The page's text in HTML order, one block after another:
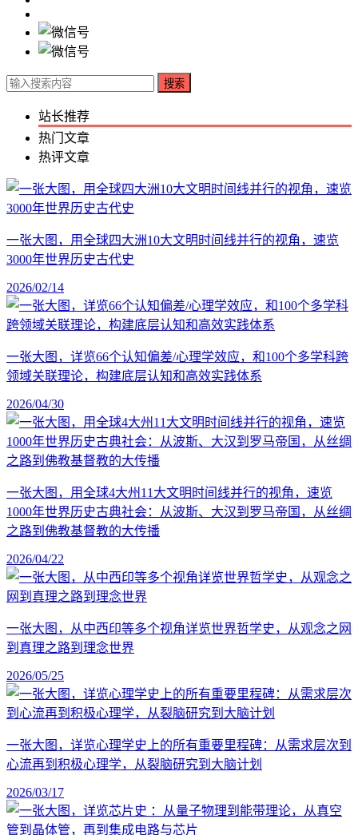
搜索
站长推荐
热门文章
热评文章
一张大图，用全球四大洲10大文明时间线并行的视角，速览
3000年世界历史古代史
2026/02/14
一张大图，详览66个认知偏差/心理学效应，和100个多学科跨
领域关联理论，构建底层认知和高效实践体系
2026/04/30
一张大图，用全球4大州11大文明时间线并行的视角，速览
1000年世界历史古典社会：从波斯、大汉到罗马帝国，从丝绸
之路到佛教基督教的大传播
2026/04/22
一张大图，从中西印等多个视角详览世界哲学史，从观念之网
到真理之路到理念世界
2026/05/25
一张大图，详览心理学史上的所有重要里程碑：从需求层次到
心流再到积极心理学，从裂脑研究到大脑计划
2026/03/17